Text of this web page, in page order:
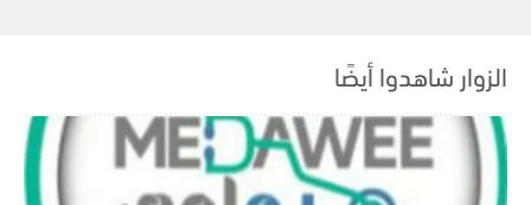
الزوار شاهدوا أيضًا